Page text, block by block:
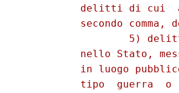
delitti di cui
secondo comma,
5)
nello Stato,
in luogo
tipo  guerra  o